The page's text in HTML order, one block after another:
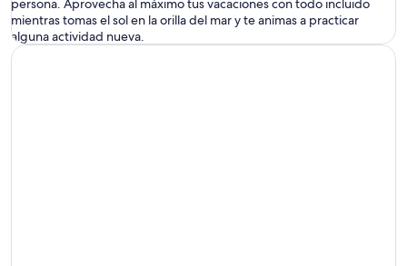
persona. Aprovecha al máximo tusvacaciones con todo incluido
mientras tomas el sol en la orilla del mar y te animas a practicar
alguna actividad nueva.